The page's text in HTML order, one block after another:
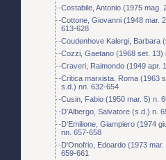
Costabile, Antonio (1975 mag.
Cottone, Giovanni (1948 mar.
613-628
Coudenhove Kalergi, Barbara
Cozzi, Gaetano (1968 set. 13)
Craveri, Raimondo (1949 apr.
Critica marxista. Roma (1963
s.d.) nn. 632-654
Cusin, Fabio (1950 mar. 5) n.
D'Albergo, Salvatore (s.d.) n.
D'Emilione, Giampiero (1974
nn. 657-658
D'Onofrio, Edoardo (1973 mar.
659-661